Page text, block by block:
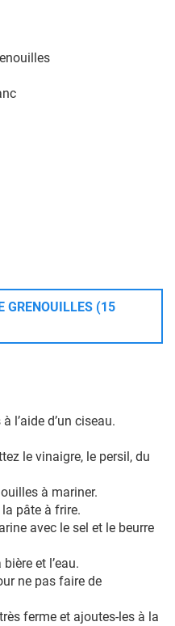
GRENOUILLES (15
l’aide d’un ciseau.
le vinaigre, le persil, du
à mariner.
pâte à frire.
avec le sel et le beurre
et l’eau.
ne pas faire de
ferme et ajoutes-les à la